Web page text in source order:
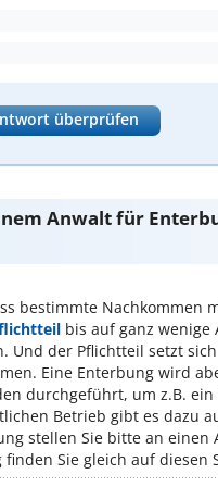
überprüfen
Anwalt für
bestimmte Nachkommen
bis auf ganz wenige
Und der Pflichtteil setzt
Eine Enterbung wird
durchgeführt, um z.B.
Betrieb gibt es dazu
stellen Sie bitte an einen
Sie gleich auf diesen